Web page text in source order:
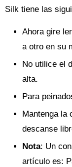
Silk tiene las
Ahora gire
a otro en su
No utilice el
alta.
Para
Mantenga la
descanse
Nota: Un
artículo es: